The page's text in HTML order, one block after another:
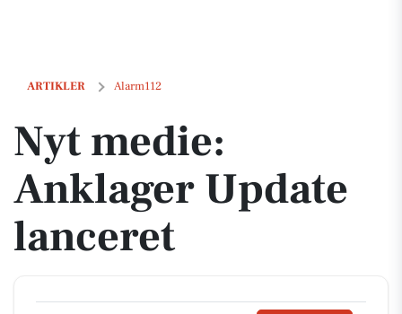
ARTIKLER Alarm112
Nyt medie: Anklager Update lanceret
Nyt medie:
Anklager Update
lanceret